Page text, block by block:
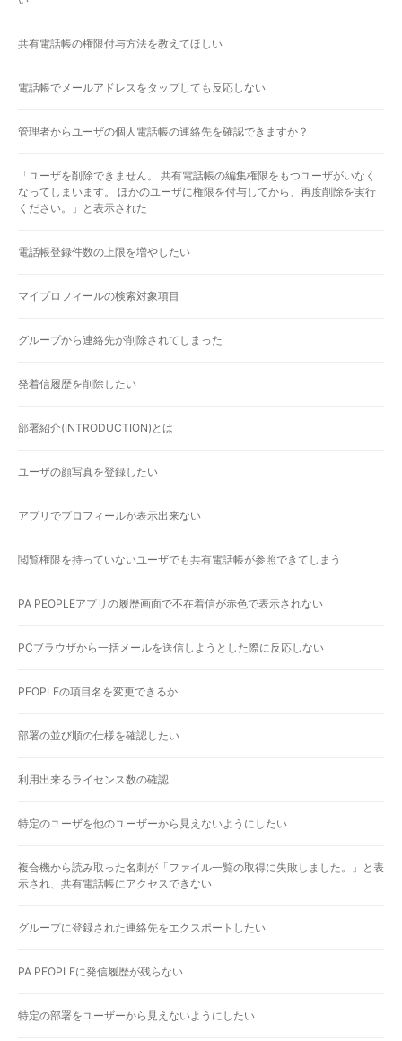
共有電話帳の権限付与方法を教えてほしい
電話帳でメールアドレスをタップしても反応しない
管理者からユーザの個人電話帳の連絡先を確認できますか？
「ユーザを削除できません。 共有電話帳の編集権限をもつユーザがいなく
なってしまいます。 ほかのユーザに権限を付与してから、再度削除を実行
ください。」と表示された
電話帳登録件数の上限を増やしたい
マイプロフィールの検索対象項目
グループから連絡先が削除されてしまった
発着信履歴を削除したい
部署紹介(INTRODUCTION)とは
ユーザの顔写真を登録したい
アプリでプロフィールが表示出来ない
閲覧権限を持っていないユーザでも共有電話帳が参照できてしまう
PA PEOPLEアプリの履歴画面で不在着信が赤色で表示されない
PCブラウザから一括メールを送信しようとした際に反応しない
PEOPLEの項目名を変更できるか
部署の並び順の仕様を確認したい
利用出来るライセンス数の確認
特定のユーザを他のユーザーから見えないようにしたい
複合機から読み取った名刺が「ファイル一覧の取得に失敗しました。」と表
示され、共有電話帳にアクセスできない
グループに登録された連絡先をエクスポートしたい
PA PEOPLEに発信履歴が残らない
特定の部署をユーザーから見えないようにしたい